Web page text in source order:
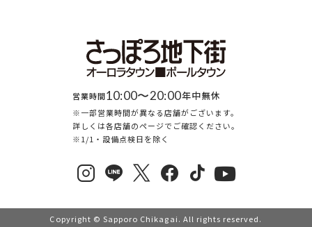
営業時間10:00〜20:00年中無休
※一部営業時間が異なる店舗がございます。
詳しくは各店舗のページでご確認ください。
※1/1・設備点検日を除く
Copyright © Sapporo Chikagai. All rights reserved.